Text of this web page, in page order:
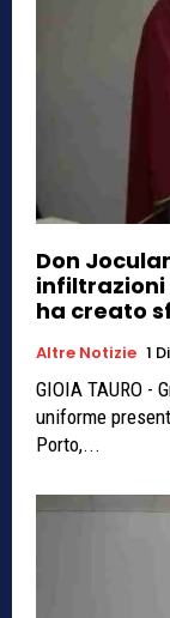
Don
infiltrazioni
ha creato
Altre Notizie 1
GIOIA TAURO -
uniforme
Porto,...